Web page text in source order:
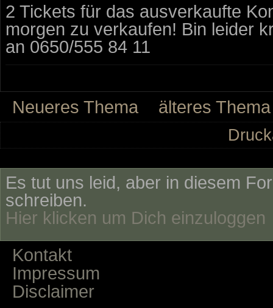
2 Tickets für das ausverkaufte
morgen zu verkaufen! Bin leider
an 0650/555 84 11
Neueres Thema älteres Thema
Es tut uns leid, aber in diesem
schreiben.
Hier klicken um Dich einzuloggen
Kontakt
Impressum
Disclaimer